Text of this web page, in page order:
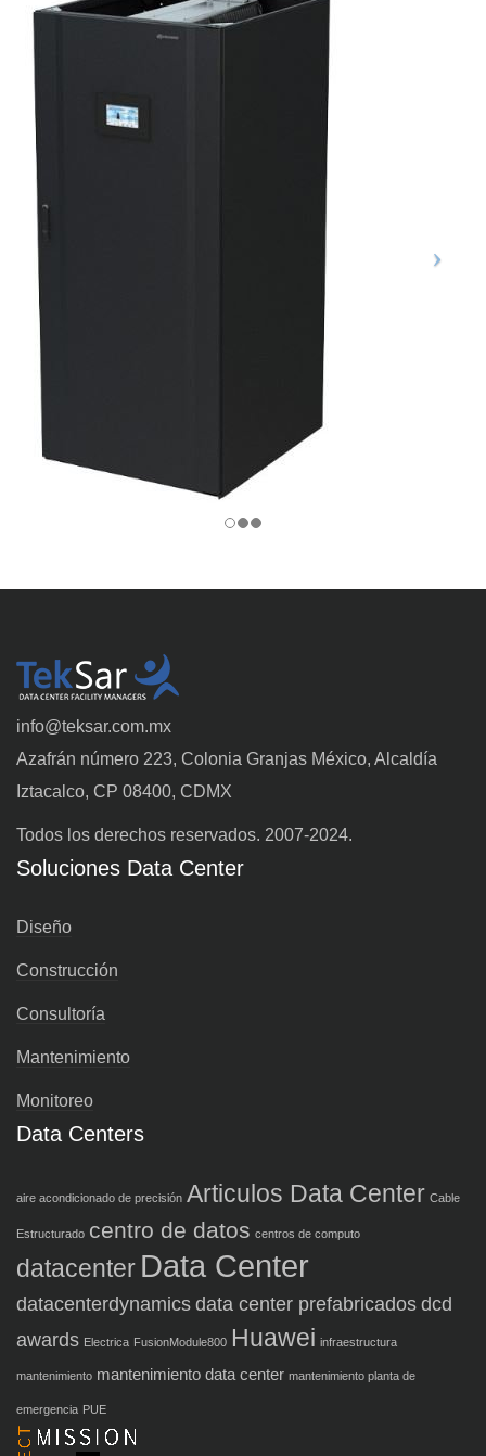
info@teksar.com.mx
Azafrán número 223, Colonia Granjas México, Alcaldía
Iztacalco, CP 08400, CDMX
Todos los derechos reservados. 2007-2024.
Soluciones Data Center
Diseño
Construcción
Consultoría
Mantenimiento
Monitoreo
Data Centers
aire acondicionado de precisión Articulos Data Center Cable
Estructurado centro de datos centros de computo
datacenter Data Center
datacenterdynamicsdata center prefabricadosdcd
awards Electrica FusionModule800 Huawei infraestructura
mantenimiento mantenimiento data center mantenimiento planta de
emergencia PUE